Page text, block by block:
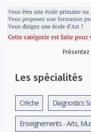
Les spécialités
Crèche Diagnostics
Enseignements - Arts,